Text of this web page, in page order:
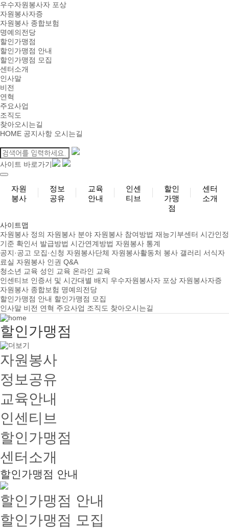
우수자원봉사자 포상
자원봉사자증
자원봉사 종합보험
명예의전당
할인가맹점
할인가맹점 안내
할인가맹점 모집
센터소개
인사말
비전
연혁
주요사업
조직도
찾아오시는길
HOME 공지사항 오시는길
사이트 바로가기
자원
봉사
정보
공유
교육
안내
인센
티브
할인
가맹
점
센터
소개
사이트맵
자원봉사 정의 자원봉사 분야 자원봉사 참여방법 재능기부센터 시간인정
기준 확인서 발급방법 시간연계방법 자원봉사 통계
공지·공고 모집·신청 자원봉사단체 자원봉사활동처 봉사 갤러리 서식자
료실 자원봉사 인권 Q&A
청소년 교육 성인 교육 온라인 교육
인센티브 인증서 및 시간대별 배지 우수자원봉사자 포상 자원봉사자증
자원봉사 종합보험 명예의전당
할인가맹점 안내 할인가맹점 모집
인사말 비전 연혁 주요사업 조직도 찾아오시는길
할인가맹점
자원봉사
정보공유
교육안내
인센티브
할인가맹점
센터소개
할인가맹점 안내
할인가맹점 안내
할인가맹점 모집